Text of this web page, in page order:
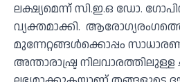
ലക്ഷ്യമെന്ന് സി.ഇ.ഒ ഡോ.
വ്യക്തമാക്കി.
മുന്നേറ്റങ്ങൾക്കൊപ്പം
അന്താരാഷ്ട്ര നിലവാരത്തിലുള്ള